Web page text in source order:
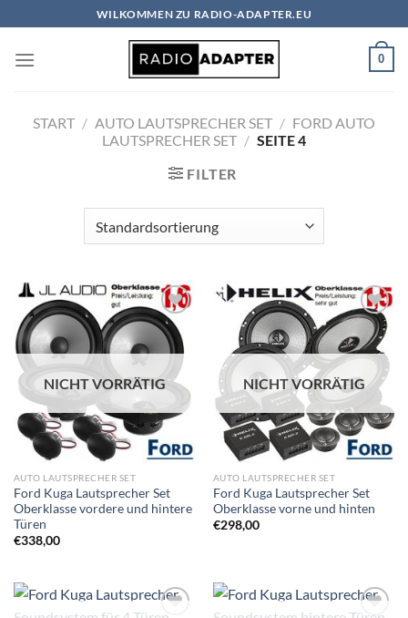
Inhalt
springen
WILKOMMEN ZU RADIO-ADAPTER.EU
0
START / AUTO LAUTSPRECHER SET / FORD AUTO
LAUTSPRECHER SET / SEITE 4
FILTER
Zu
Wunschliste
hinzufügen
NICHT VORRÄTIG
AUTO LAUTSPRECHER SET
Ford Kuga Lautsprecher Set
Oberklasse vordere und hintere
Türen
€338,00
Wunschliste
hinzufügen
NICHT VORRÄTIG
AUTO LAUTSPRECHER SET
Ford Kuga Lautsprecher Set
Oberklasse vorne und hinten
€298,00